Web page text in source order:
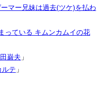
マー兄妹は過去(ツケ)を払わ
っている キムンカムイの花
巌夫 」
ルテ 」